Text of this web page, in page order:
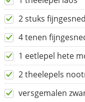
2 stuks
4 tenen
1 eetlepel hete
2 theelepels
versgemalen